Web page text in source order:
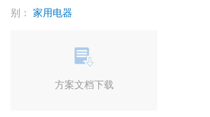
别： 家用电器
方案文档下载